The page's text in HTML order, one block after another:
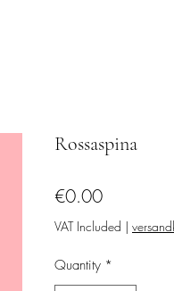
Rossaspina
€0.00Price
VAT Included |
Quantity *